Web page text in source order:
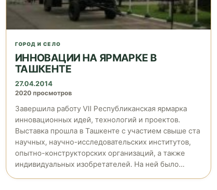
ГОРОД И СЕЛО
ИННОВАЦИИ НА ЯРМАРКЕ В
ТАШКЕНТЕ
27.04.2014
2020 просмотров
Завершила работу VII Республиканская ярмарка
инновационных идей, технологий и проектов.
Выставка прошла в Ташкенте с участием свыше ста
научных, научно-исследовательских институтов,
опытно-конструкторских организаций, а также
индивидуальных изобретателей. На ней было...